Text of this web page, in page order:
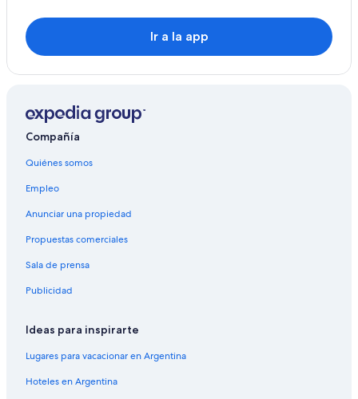
Ir a la app
Compañía
Quiénes somos
Empleo
Anunciar una propiedad
Propuestas comerciales
Sala de prensa
Publicidad
Ideas para inspirarte
Lugares para vacacionar en Argentina
Hoteles en Argentina